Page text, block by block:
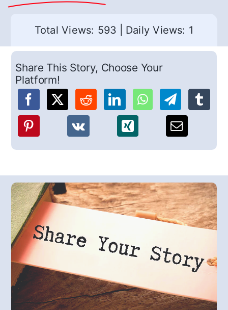
Total Views: 593 Daily Views: 1
Share This Story, Choose Your
Platform!